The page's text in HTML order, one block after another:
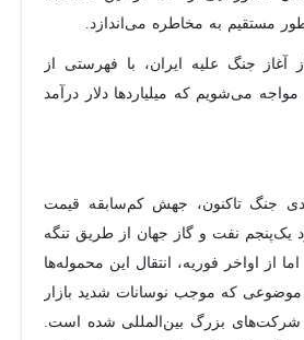
مستقیم به مخاطره می‌اندازد.
آغاز جنگ علیه ایران، با فهرستی از
می‌شویم که میلیاردها دلار درآمد
جنگ تاکنون، جهش کم‌سابقه قیمت
یک‌پنجم نفت و گاز جهان از طریق تنگه
از اواخر فوریه، انتقال این محموله‌ها
موضوعی که موجب نوسانات شدید بازار
شرکت‌های بزرگ بین‌المللی شده است.